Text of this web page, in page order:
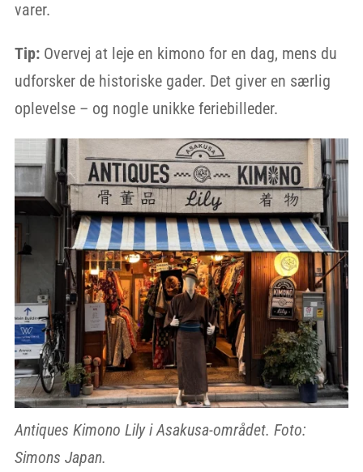
varer.
Tip:Overvej at leje en kimono for en dag, mens du
udforsker de historiske gader. Det giver en særlig
oplevelse – og nogle unikke feriebilleder.
Antiques Kimono Lily i Asakusa-området. Foto:
Simons Japan.